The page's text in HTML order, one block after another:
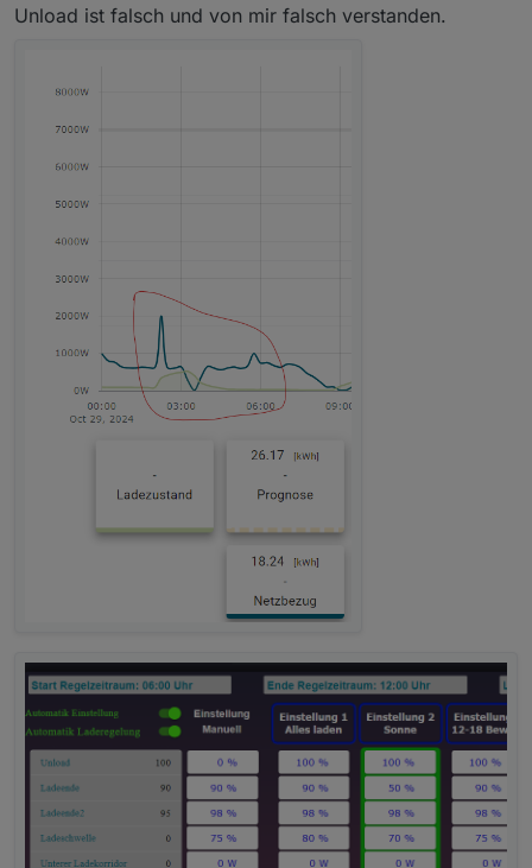
Unload ist falsch und von mir falsch verstanden.